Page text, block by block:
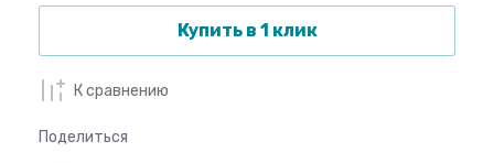
Купить в 1 клик
К сравнению
Поделиться